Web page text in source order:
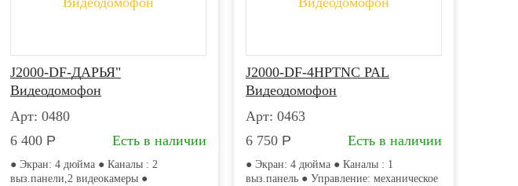
J2000-DF-ДАРЬЯ"
Видеодомофон
Арт: 0480
6 400 Р Есть в наличии
● Экран: 4 дюйма ● Каналы : 2
выз.панели,2 видеокамеры ●
J2000-DF-4HPTNC PAL
Видеодомофон
Арт: 0463
6 750 Р Есть в наличии
● Экран: 4 дюйма ● Каналы : 1
выз.панель ● Управление: механическое